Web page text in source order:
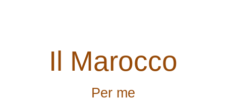
Il Marocco
Per me